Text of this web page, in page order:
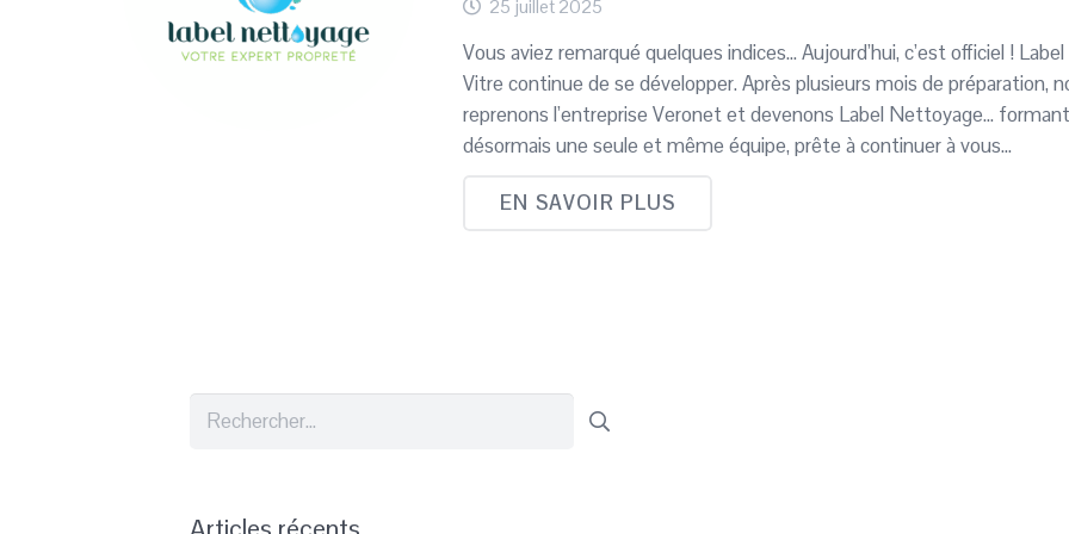
25 juillet 2025
Vous aviez remarqué quelques indices… Aujourd’hui, c’est officiel ! Label
Vitre continue de se développer. Après plusieurs mois de préparation,
reprenons l’entreprise Veronet et devenons Label Nettoyage… formant
désormais une seule et même équipe, prête à continuer à vous…
EN SAVOIR PLUS
Rechercher :